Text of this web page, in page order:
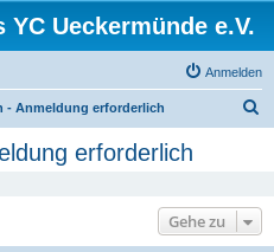
Ueckermünde e.V.
Anmelden
- Anmeldung erforderlich
erforderlich
Gehe zu